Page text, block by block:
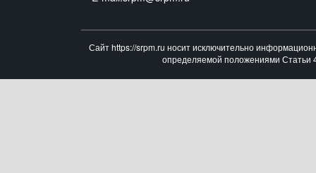
Сайт https://srpm.ru носит исключительно
определяемой положениями Статьи